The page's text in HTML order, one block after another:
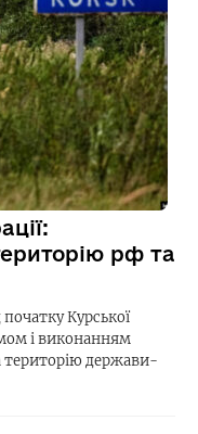
рф та
Курської
і виконанням
територію держави-